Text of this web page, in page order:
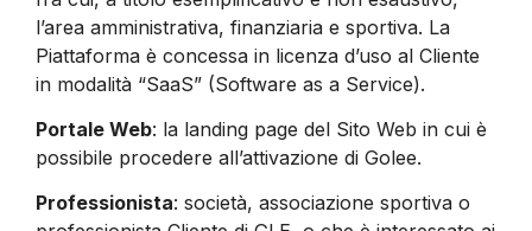
l’area amministrativa, finanziaria e sportiva. La
Piattaforma è concessa in licenza d’uso al Cliente
in modalità “SaaS” (Software as a Service).
Portale Web: la landing page del Sito Web in cui è
possibile procedere all’attivazione di Golee.
Professionista: società, associazione sportiva o